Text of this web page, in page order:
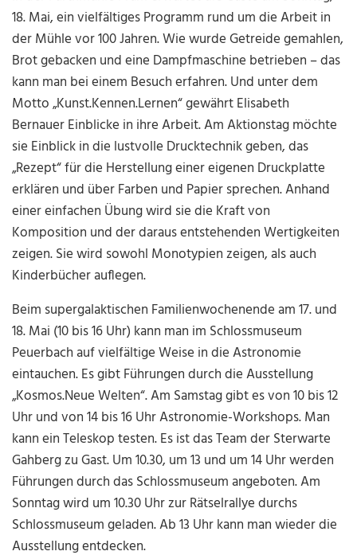
18. Mai, ein vielfältiges Programm rund um die Arbeit in
der Mühle vor 100 Jahren. Wie wurde Getreide gemahlen,
Brot gebacken und eine Dampfmaschine betrieben –das
kann man bei einem Besuch erfahren. Und unter dem
Motto „Kunst.Kennen.Lernen“ gewährt Elisabeth
Bernauer Einblicke in ihre Arbeit. Am Aktionstag möchte
sie Einblick in die lustvolle Drucktechnik geben, das
„Rezept“ für die Herstellung einer eigenen Druckplatte
erklären und über Farben und Papier sprechen. Anhand
einer einfachen Übung wird sie die Kraft von
Komposition und der daraus entstehenden Wertigkeiten
zeigen. Sie wird sowohl Monotypien zeigen, als auch
Kinderbücher auflegen.
Beim supergalaktischen Familienwochenende am 17. und
18. Mai (10 bis 16 Uhr) kann man im Schlossmuseum
Peuerbach auf vielfältige Weise in die Astronomie
eintauchen. Es gibt Führungen durch die Ausstellung
„Kosmos.Neue Welten“. Am Samstag gibt es von 10 bis 12
Uhr und von 14 bis 16 Uhr Astronomie-Workshops. Man
kann ein Teleskop testen. Es ist das Team der Sterwarte
Gahberg zu Gast. Um 10.30, um 13 und um 14 Uhr werden
Führungen durch das Schlossmuseum angeboten. Am
Sonntag wird um 10.30 Uhr zur Rätselrallye durchs
Schlossmuseum geladen. Ab 13 Uhr kann man wieder die
Ausstellung entdecken.